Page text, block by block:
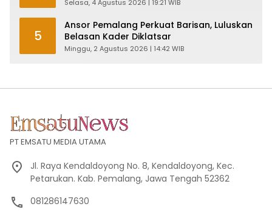
Selasa, 4 Agustus 2026 | 19:21 WIB
5
Ansor Pemalang Perkuat Barisan, Luluskan
Belasan Kader Diklatsar
Minggu, 2 Agustus 2026 | 14:42 WIB
PT EMSATU MEDIA UTAMA
Jl. Raya Kendaldoyong No. 8, Kendaldoyong, Kec.
Petarukan. Kab. Pemalang, Jawa Tengah 52362
081286147630